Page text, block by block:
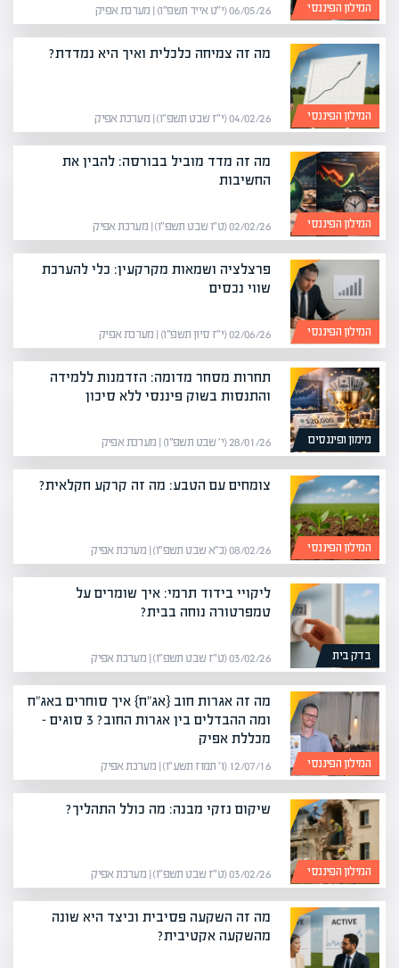
המילון הפיננסי 06/05/26 (י״ט אייר תשפ״ו) | מערכת אפיק
המילון הפיננסי
מה זה צמיחה כלכלית ואיך היא נמדדת?
04/02/26 (י״ז שבט תשפ״ו) | מערכת אפיק
המילון הפיננסי
מה זה מדד מוביל בבורסה: להבין את
החשיבות
02/02/26 (ט״ו שבט תשפ״ו) | מערכת אפיק
המילון הפיננסי
פרצלציה ושמאות מקרקעין: כלי להערכת
שווי נכסים
02/06/26 (י״ז סיון תשפ״ו) | מערכת אפיק
מימון ופיננסים
תחרות מסחר מדומה: הזדמנות ללמידה
והתנסות בשוק פיננסי ללא סיכון
28/01/26 (י׳ שבט תשפ״ו) | מערכת אפיק
המילון הפיננסי
צומחים עם הטבע: מה זה קרקע חקלאית?
08/02/26 (כ״א שבט תשפ״ו) | מערכת אפיק
בדק בית
ליקויי בידוד תרמי: איך שומרים על
טמפרטורה נוחה בבית?
03/02/26 (ט״ז שבט תשפ״ו) | מערכת אפיק
המילון הפיננסי
מה זה אגרות חוב {אג"ח} איך סוחרים באג"ח
ומה ההבדלים בין אגרות החוב? 3 סוגים –
מכללת אפיק
12/07/16 (ו׳ תמוז תשע״ו) | מערכת אפיק
המילון הפיננסי
שיקום נזקי מבנה: מה כולל התהליך?
03/02/26 (ט״ז שבט תשפ״ו) | מערכת אפיק
מה זה השקעה פסיבית וכיצד היא שונה
מהשקעה אקטיבית?